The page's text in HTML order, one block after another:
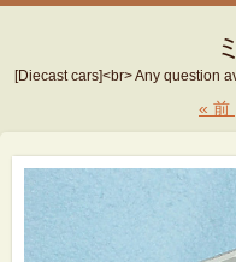
[Diecast cars]<br> Any question
« 前